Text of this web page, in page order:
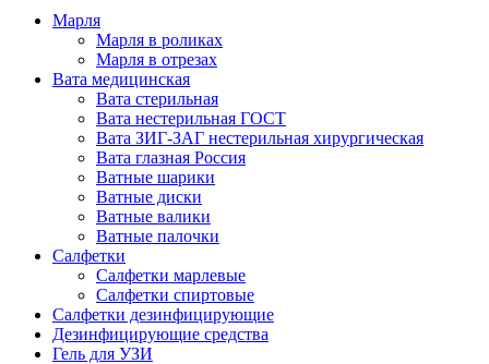
Марля
Марля в роликах
Марля в отрезах
Вата медицинская
Вата стерильная
Вата нестерильная ГОСТ
Вата ЗИГ-ЗАГ нестерильная хирургическая
Вата глазная Россия
Ватные шарики
Ватные диски
Ватные валики
Ватные палочки
Салфетки
Салфетки марлевые
Салфетки спиртовые
Салфетки дезинфицирующие
Дезинфицирующие средства
Гель для УЗИ